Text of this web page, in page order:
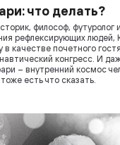
что делать?
философ, футуролог
рефлексирующих людей,
качестве почетного
конгресс. И
– внутренний космос
есть что сказать.